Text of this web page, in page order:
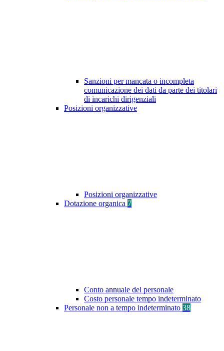
Sanzioni per mancata o incompleta
comunicazione dei dati da parte dei titolari
di incarichi dirigenziali
Posizioni organizzative
Posizioni organizzative
Dotazione organica 7
Conto annuale del personale
Costo personale tempo indeterminato
Personale non a tempo indeterminato 38